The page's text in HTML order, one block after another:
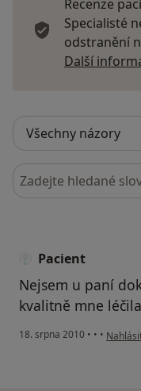
Recenze
Specialisté
odstranění
Další
Hledejte v názorech
Pacient
Nejsem u paní
kvalitně mne
18. srpna 2010 • • • podle